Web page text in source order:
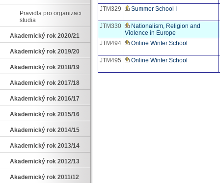
Pravidla pro organizaci
studia
Akademický rok 2020/21
Akademický rok 2019/20
Akademický rok 2018/19
Akademický rok 2017/18
Akademický rok 2016/17
Akademický rok 2015/16
Akademický rok 2014/15
Akademický rok 2013/14
Akademický rok 2012/13
Akademický rok 2011/12
JTM329 Summer School I
JTM330
Nationalism, Religion and
Violence in Europe
JTM494
Online Winter School
JTM495 Online Winter School